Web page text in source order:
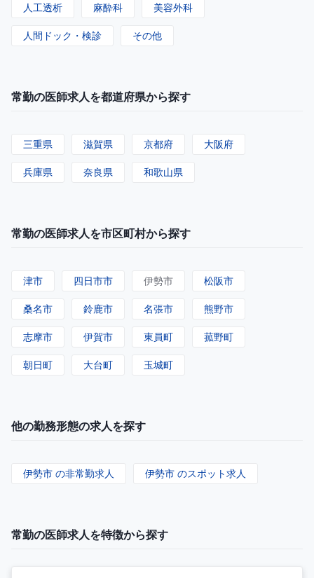
人工透析 麻酔科 美容外科
人間ドック・検診 その他
常勤の医師求人を都道府県から探す
三重県 滋賀県 京都府 大阪府
兵庫県 奈良県 和歌山県
常勤の医師求人を市区町村から探す
津市 四日市市 伊勢市 松阪市
桑名市 鈴鹿市 名張市 熊野市
志摩市 伊賀市 東員町 菰野町
朝日町 大台町 玉城町
他の勤務形態の求人を探す
伊勢市 の非常勤求人 伊勢市 のスポット求人
常勤の医師求人を特徴から探す